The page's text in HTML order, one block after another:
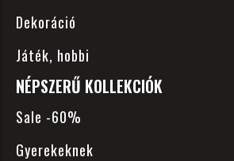
Dekoráció
Játék, hobbi
NÉPSZERŰ KOLLEKCIÓK
Sale -60%
Gyerekeknek